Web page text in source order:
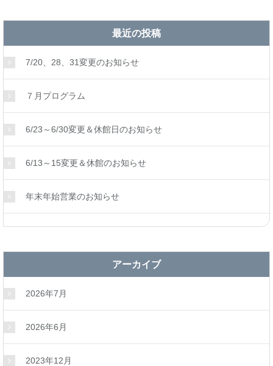
最近の投稿
7/20、28、31変更のお知らせ
７月プログラム
6/23～6/30変更＆休館日のお知らせ
6/13～15変更＆休館のお知らせ
年末年始営業のお知らせ
アーカイブ
2026年7月
2026年6月
2023年12月